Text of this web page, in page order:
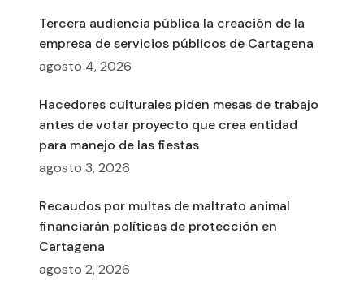
Tercera audiencia pública la creación de la
empresa de servicios públicos de Cartagena
agosto 4, 2026
Hacedores culturales piden mesas de trabajo
antes de votar proyecto que crea entidad
para manejo de las fiestas
agosto 3, 2026
Recaudos por multas de maltrato animal
financiarán políticas de protección en
Cartagena
agosto 2, 2026